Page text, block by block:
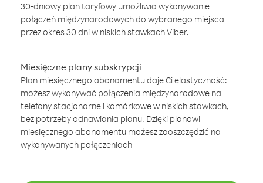
30-dniowy plan taryfowy umożliwia wykonywanie
połączeń międzynarodowych do wybranego miejsca
przez okres 30 dni w niskich stawkach Viber.
Miesięczne plany subskrypcji
Plan miesięcznego abonamentu daje Ci elastyczność:
możesz wykonywać połączenia międzynarodowe na
telefony stacjonarne i komórkowe w niskich stawkach,
bez potrzeby odnawiania planu. Dzięki planowi
miesięcznego abonamentu możesz zaoszczędzić na
wykonywanych połączeniach